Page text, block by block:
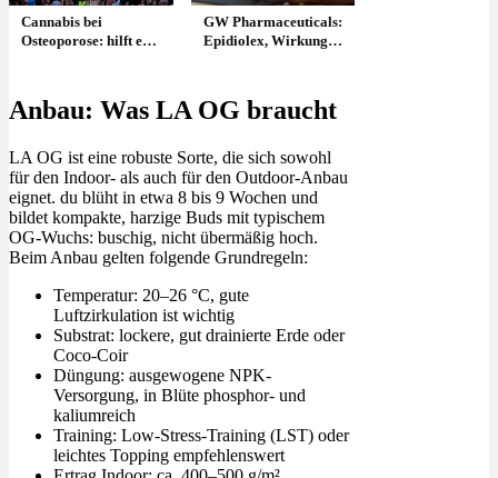
Cannabis bei
Osteoporose: hilft es
GW Pharmaceuticals:
Epidiolex, Wirkung
Anbau: Was LA OG braucht
LA OG ist eine robuste Sorte, die sich sowohl
für den Indoor- als auch für den Outdoor-Anbau
eignet. du blüht in etwa 8 bis 9 Wochen und
bildet kompakte, harzige Buds mit typischem
OG-Wuchs: buschig, nicht übermäßig hoch.
Beim Anbau gelten folgende Grundregeln:
Temperatur: 20–26 °C, gute
Luftzirkulation ist wichtig
Substrat: lockere, gut drainierte Erde oder
Coco-Coir
Düngung: ausgewogene NPK-
Versorgung, in Blüte phosphor- und
kaliumreich
Training: Low-Stress-Training (LST) oder
leichtes Topping empfehlenswert